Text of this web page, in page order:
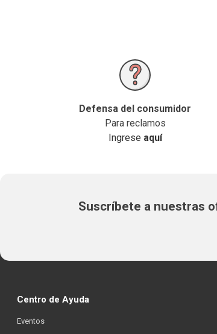
Defensa del consumidor
Para reclamos
Ingrese aquí
Suscríbete a nuestras
Centro de Ayuda
Eventos